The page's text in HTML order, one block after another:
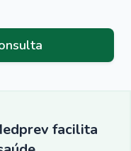
facilita